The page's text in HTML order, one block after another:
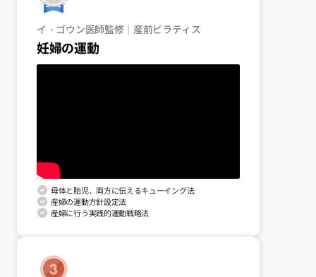
イ・ゴウン医師監修｜産前ピラティス
妊婦の運動
母体と胎児、両方に伝えるキューイング法
産婦の運動方針設定法
産婦に行う実践的運動戦略法